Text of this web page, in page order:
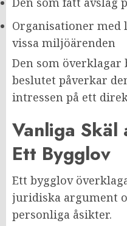
Organisationer med
vissa miljöärenden
Den som överklagar
beslutet påverkar
intressen på ett
Vanliga
Ett Bygglov
Ett bygglov
juridiska argument
personliga åsikter.